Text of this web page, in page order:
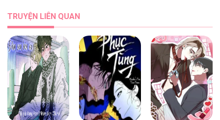
TRUYỆN LIÊN QUAN